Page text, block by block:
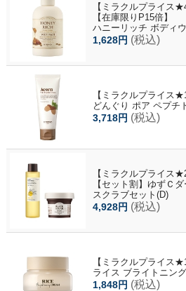
【ミラクルプライス
【在庫限りP15倍】
ハニーリッチ ボディ
1,628円 (税込)
【ミラクルプライス
どんぐり ポア ペプチ
3,718円 (税込)
【ミラクルプライス
【セット割】ゆずＣ
スクラブセット(D)
4,928円 (税込)
【ミラクルプライス
ライス ブライトニン
1,848円 (税込)